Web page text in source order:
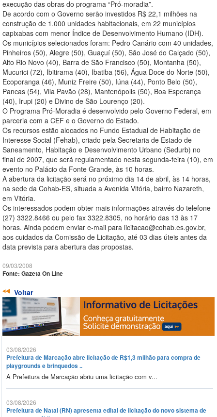
execução das obras do programa “Pró-moradia”.
De acordo com o Governo serão investidos R$ 22,1 milhões na
construção de 1.000 unidades habitacionais, em 22 municípios
capixabas com menor Índice de Desenvolvimento Humano (IDH).
Os municípios selecionados foram: Pedro Canário com 40 unidades,
Pinheiros (50), Alegre (50), Guaçuí (50), São José do Calçado (50),
Alto Rio Novo (40), Barra de São Francisco (50), Montanha (50),
Mucurici (72), Ibitirama (40), Ibatiba (56), Água Doce do Norte (50),
Ecoporanga (46), Muniz Freire (50), Iúna (44), Ponto Belo (50),
Pancas (54), Vila Pavão (28), Mantenópolis (50), Boa Esperança
(40), Irupi (20) e Divino de São Lourenço (20).
O Programa Pró-Moradia é desenvolvido pelo Governo Federal, em
parceria com a CEF e o Governo do Estado.
Os recursos estão alocados no Fundo Estadual de Habitação de
Interesse Social (Fehab), criado pela Secretaria de Estado de
Saneamento, Habitação e Desenvolvimento Urbano (Sedurb) no
final de 2007, que será regulamentado nesta segunda-feira (10), em
evento no Palácio da Fonte Grande, às 10 horas.
A abertura da licitação será no próximo dia 14 de abril, às 14 horas,
na sede da Cohab-ES, situada a Avenida Vitória, bairro Nazareth,
em Vitória.
Os interessados podem obter mais informações através do telefone
(27) 3322.8466 ou pelo fax 3322.8305, no horário das 13 às 17
horas. Ainda podem enviar e-mail para licitacao@cohab.es.gov.br,
aos cuidados da Comissão de Licitação, até 03 dias úteis antes da
data prevista para abertura das propostas.
09/03/2008
Fonte: Gazeta On Line
Voltar
03/08/2026
Prefeitura de Marcação abre licitação de R$1,3 milhão para compra de
playgrounds e brinquedos ..
A Prefeitura de Marcação abriu uma licitação com v...
03/08/2026
Prefeitura de Natal (RN) apresenta edital de licitação do novo sistema de